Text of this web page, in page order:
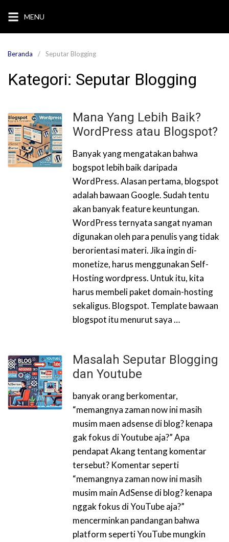
konten
MENU
Beranda Seputar Blogging
Kategori: Seputar Blogging
Mana Yang Lebih Baik?
WordPress atau Blogspot?
Banyak yang mengatakan bahwa
bogspot lebih baik daripada
WordPress. Alasan pertama, blogspot
adalah bawaan Google. Sudah tentu
akan banyak feature keuntungan.
WordPress ternyata sangat nyaman
digunakan oleh para penulis yang tidak
berorientasi materi. Jika ingin di-
monetize, harus menggunakan Self-
Hosting wordpress. Untuk itu, kita
harus membeli paket domain-hosting
sekaligus. Blogspot. Template bawaan
blogspot itu menurut saya …
Masalah Seputar Blogging
dan Youtube
banyak orang berkomentar,
“memangnya zaman now ini masih
musim maen adsense di blog? kenapa
gak fokus di Youtube aja?” Apa
pendapat Akang tentang komentar
tersebut? Komentar seperti
“memangnya zaman now ini masih
musim main AdSense di blog? kenapa
nggak fokus di YouTube aja?”
mencerminkan pandangan bahwa
platform seperti YouTube mungkin